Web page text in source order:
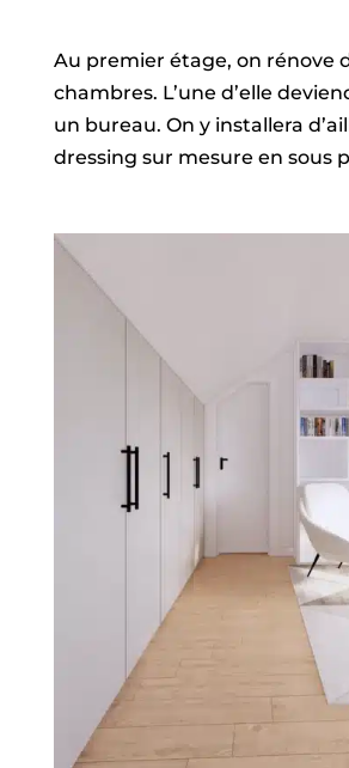
Au premier étage, on rénove
chambres. L’une d’elle
un bureau. On y installera
dressing sur mesure en sous